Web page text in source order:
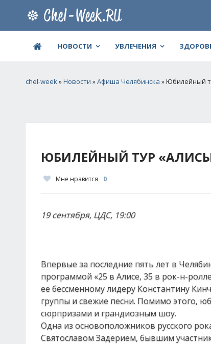
НОВОСТИ УВЛЕЧЕНИЯ
chel-week»Новости »Афиша Челябинска » Юбилейный
ЮБИЛЕЙНЫЙ ТУР
Мне нравится 0
19 сентября, ЦДС, 19:00
Впервые за последние пять лет в
программой «25 в Алисе, 35 в рок-н-
ее бессменному лидеру Константину
группы и свежие песни. Помимо этого,
сюрпризами и грандиозным шоу.
Одна из основоположников русского
Святославом Задерием, бывшим